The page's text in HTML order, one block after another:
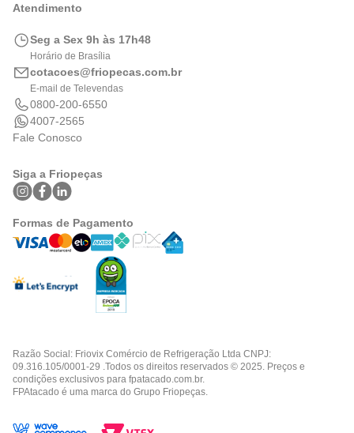
Logística
Meus Pedidos
Portal de Boletos
Atendimento
Seg a Sex 9h às 17h48
Horário de Brasília
cotacoes@friopecas.com.br
E-mail de Televendas
0800-200-6550
4007-2565
Fale Conosco
Siga a Friopeças
Formas de Pagamento
Razão Social: Friovix Comércio de Refrigeração Ltda CNPJ:
09.316.105/0001-29 .Todos os direitos reservados © 2025. Preços e
condições exclusivos para fpatacado.com.br.
FPAtacado é uma marca do Grupo Friopeças.